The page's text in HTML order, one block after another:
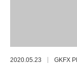
2020.05.23 GKFX